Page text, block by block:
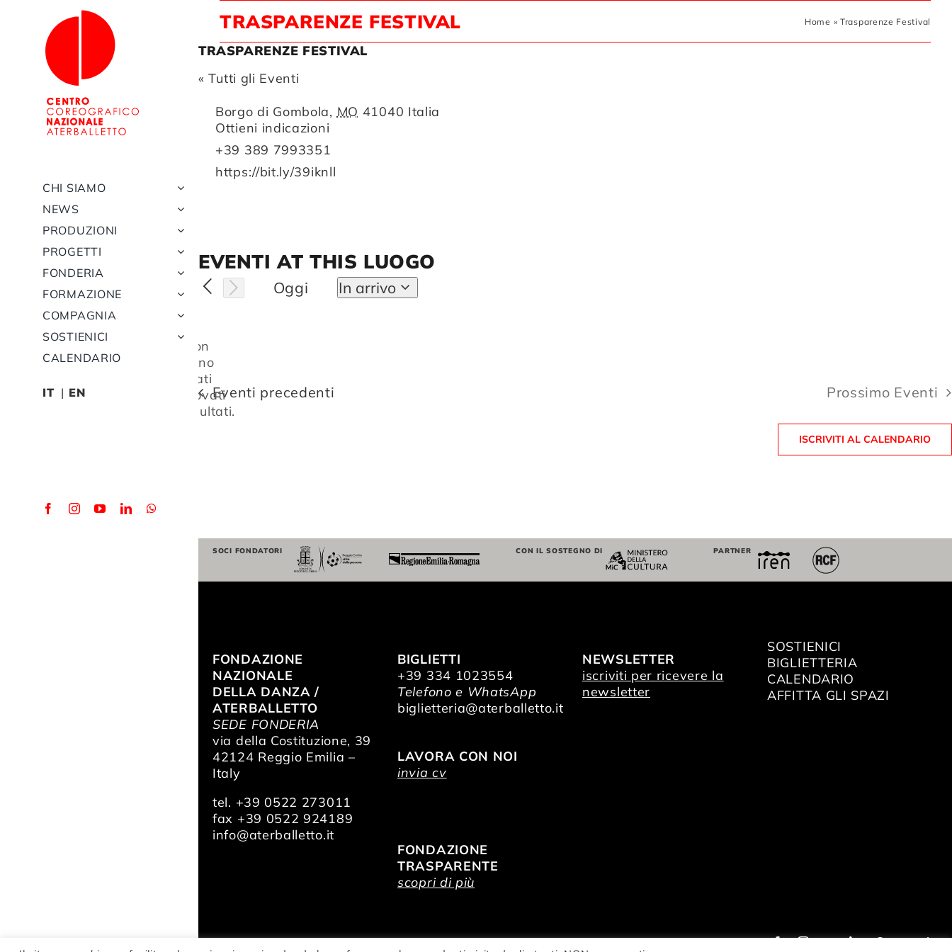
contenuto
CHI SIAMO
NEWS
PRODUZIONI
PROGETTI
FONDERIA
FORMAZIONE
COMPAGNIA
SOSTIENICI
CALENDARIO
IT EN
TRASPARENZE FESTIVAL Home » Trasparenze Festival
TRASPARENZE FESTIVAL
« Tutti gli Eventi
Indirizzo
Borgo di Gombola, MO 41040 Italia
Ottieni indicazioni
Telefono
+39 389 7993351
Website
https://bit.ly/39iknll
EVENTI AT THIS LUOGO
Notice
Non
sono
stati
trovati
risultati.
Oggi
In arrivo
Seleziona
Eventi precedenti Prossimo Eventi
ISCRIVITI AL CALENDARIO
SOCI FONDATORI CON IL SOSTEGNO DI PARTNER
FONDAZIONE
NAZIONALE
DELLA DANZA /
ATERBALLETTO
SEDE FONDERIA
via della Costituzione, 39
42124 Reggio Emilia –
Italy
tel. +39 0522 273011
fax +39 0522 924189
info@aterballetto.it
BIGLIETTI
+39 334 1023554
Telefono e WhatsApp
biglietteria@aterballetto.it
LAVORA CON NOI
invia cv
FONDAZIONE
TRASPARENTE
scopri di più
NEWSLETTER
iscriviti per ricevere la
newsletter
SOSTIENICI
BIGLIETTERIA
CALENDARIO
AFFITTA GLI SPAZI